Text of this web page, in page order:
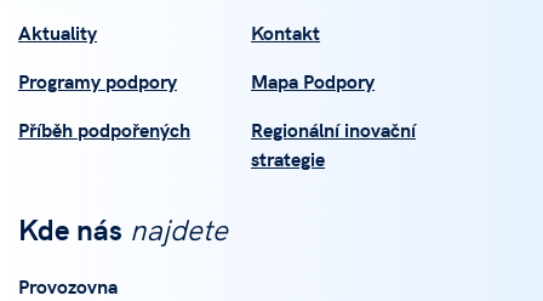
Aktuality
Programy podpory
Příběh podpořených
Kontakt
Mapa Podpory
Regionální inovační
strategie
Kde nás najdete
Provozovna